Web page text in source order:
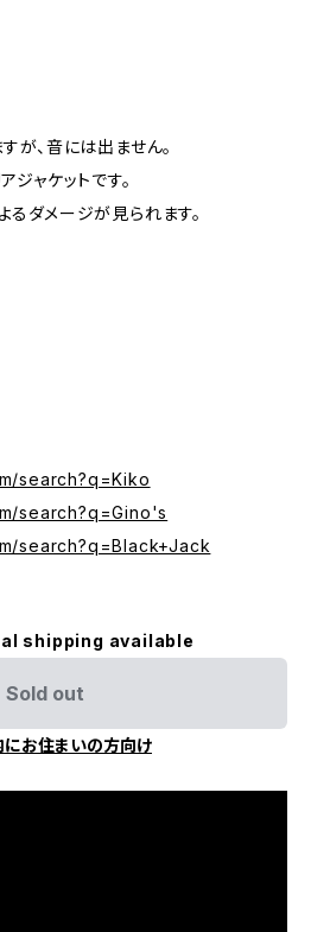
が、音には出ません。
ジャケットです。
るダメージが見られます。
search?q=Kiko
search?q=Gino's
search?q=Black+Jack
shipping available
Sold out
にお住まいの方向け